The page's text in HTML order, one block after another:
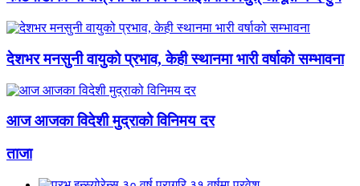
देशभर मनसुनी वायुको प्रभाव, केही स्थानमा भारी वर्षाको सम्भावना
आज आजका विदेशी मुद्राको विनिमय दर
ताजा